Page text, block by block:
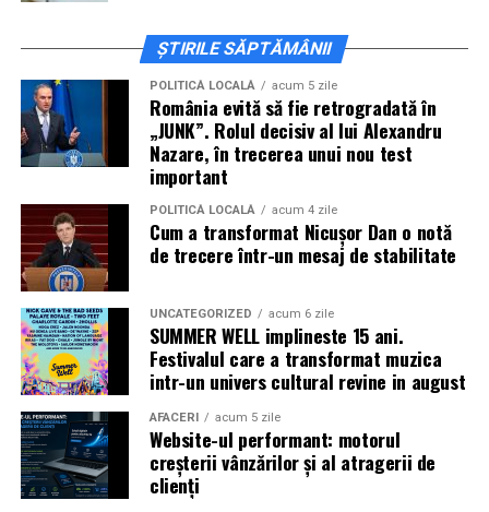
Mall pe 16 februarie de la ora 18:00.
ActoriiVlad Gherman, Oana Gherman și Ioana
Ginghină
vin la întâlnirea cu publicul dinCinema City
Vivo! Pitești pe 17 februarie, de la 18:30și vor
participa la o discuție după proiecție, alături de
Paul Decu.
Caravana„În pielea mea”ajunge laCinema City
Shopping City Ploiești, pe 18 februarie, de la 18:30, la
proiecția specială introdusă de regizorul
alături de actoriiIoana State, Vlad și Oana Gherman,
Azaleea Necula și Gabriel Vatavu.
O comedie actuală și spumoasă, filmul„În pielea
mea”este distribuit de T.R.I.B.E. Films.
TRAILER:https://bit.ly/InPieleaMea
Site oficial:
inpieleamea.ro
ȘTIRILE SĂPTĂMÂNII
POLITICĂ LOCALĂ acum 5 zile
România evită să fie retrogradată în
„JUNK”. Rolul decisiv al lui Alexandru
Nazare, în trecerea unui nou test
important
POLITICĂ LOCALĂ acum 4 zile
Cum a transformat Nicușor Dan o notă
de trecere într-un mesaj de stabilitate
UNCATEGORIZED acum 6 zile
SUMMER WELL implineste 15 ani.
Festivalul care a transformat muzica
intr-un univers cultural revine in august
AFACERI acum 5 zile
Website-ul performant: motorul
creșterii vânzărilor și al atragerii de
clienți